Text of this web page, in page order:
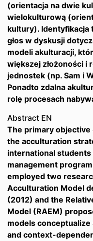
(orientacja na dwie
wielokulturową
kultury).
głos w dyskusji
modeli akulturacji,
większej złożoności i
jednostek (np. Sam i
Ponadto zdalna
rolę procesach
Abstract EN
The primary
the acculturation
international
management
employed two
Acculturation Model
(2012) and the
Model (RAEM)
models
and context-